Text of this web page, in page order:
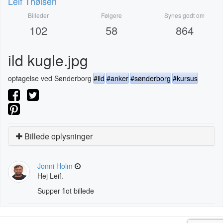
Billeder
102
Følgere
58
Synes godt om
864
ild kugle.jpg
optagelse ved Sønderborg #ild #anker #sønderborg #kursus
Billede oplysninger
Jonni Holm
Hej Leif.
Supper flot billede